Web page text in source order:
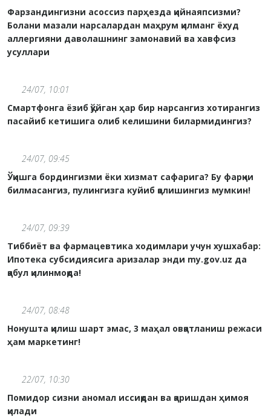
Фарзандингизни асоссиз парҳезда қийнаяпсизми?
Болани мазали нарсалардан маҳрум қилманг ёхуд
аллергияни даволашнинг замонавий ва хавфсиз
усуллари
24/07, 10:01
Смартфонга ёзиб қўйган ҳар бир нарсангиз хотирангиз
пасайиб кетишига олиб келишини билармидингиз?
24/07, 09:45
Ўқишга бордингизми ёки хизмат сафарига? Бу фарқни
билмасангиз, пулингизга куйиб қолишингиз мумкин!
24/07, 09:39
Тиббиёт ва фармацевтика ходимлари учун хушхабар:
Ипотека субсидиясига аризалар энди my.gov.uz да
қабул қилинмоқда!
24/07, 08:48
Нонушта қилиш шарт эмас, 3 маҳал овқатланиш режаси
ҳам маркетинг!
22/07, 10:30
Помидор сизни аномал иссиқдан ва қаришдан ҳимоя
қилади